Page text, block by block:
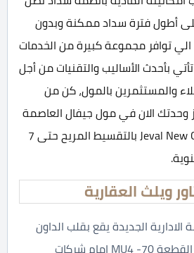
أطول فترة سداد ممكنة وبدون
الي توافر مجموعة كبيرة من الخدمات
بأحدث الأساليب والتقنيات من أجل
والمستثمرين بالمول، كن من
الان في مول جيفال العاصمة
الادارية الجديدة Jeval New Capital بالتقسيط المريح حتى 7
ويلث العقارية
الجديدة يقع بقلب الداون
تاون وبالتحديد في القطعة MU4 -70 امام شركات